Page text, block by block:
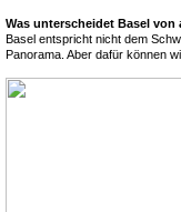
Was unterscheidet Basel von
Basel entspricht nicht dem
Panorama. Aber dafür können